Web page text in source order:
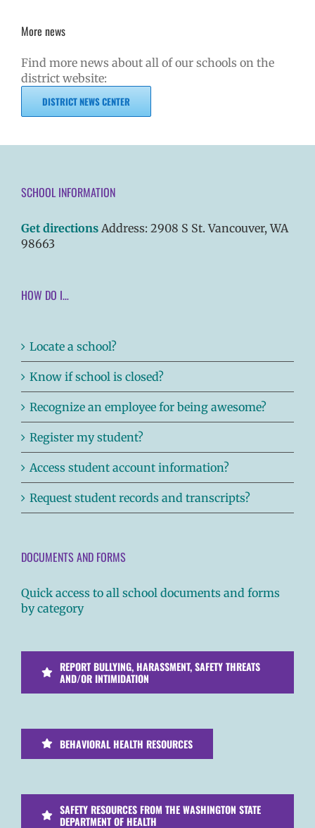
More news
Find more news about all of our schools on the
district website:
DISTRICT NEWS CENTER
SCHOOL INFORMATION
Get directions Address: 2908 S St. Vancouver, WA
98663
HOW DO I…
Locate a school?
Know if school is closed?
Recognize an employee for being awesome?
Register my student?
Access student account information?
Request student records and transcripts?
DOCUMENTS AND FORMS
Quick access to all school documents and forms
by category
REPORT BULLYING, HARASSMENT, SAFETY THREATS
AND/OR INTIMIDATION
BEHAVIORAL HEALTH RESOURCES
SAFETY RESOURCES FROM THE WASHINGTON STATE
DEPARTMENT OF HEALTH